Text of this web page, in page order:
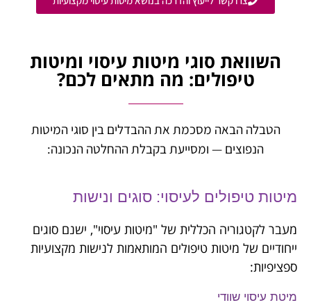
השוואת סוגי מיטות עיסוי ומיטות
טיפולים: מה מתאים לכם?
הטבלה הבאה מסכמת את ההבדלים בין סוגי המיטות
הנפוצים — ומסייעת בקבלת ההחלטה הנכונה:
מיטות טיפולים לעיסוי: סוגים ונישות
מעבר לקטגוריה הכללית של "מיטות עיסוי", ישנם סוגים
ייחודיים של מיטות טיפולים המותאמות לנישות מקצועיות
ספציפיות:
מיטת עיסוי שוודי